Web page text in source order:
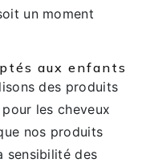
un moment
aux enfants
des produits
les cheveux
nos produits
sensibilité des